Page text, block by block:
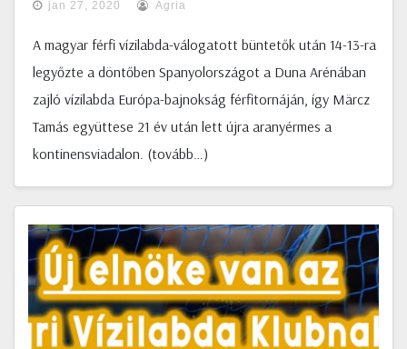
jan 27, 2020 Agria
A magyar férfi vízilabda-válogatott büntetők után 14-13-ra
legyőzte a döntőben Spanyolországot a Duna Arénában
zajló vízilabda Európa-bajnokság férfitornáján, így Märcz
Tamás együttese 21 év után lett újra aranyérmes a
kontinensviadalon. (tovább…)